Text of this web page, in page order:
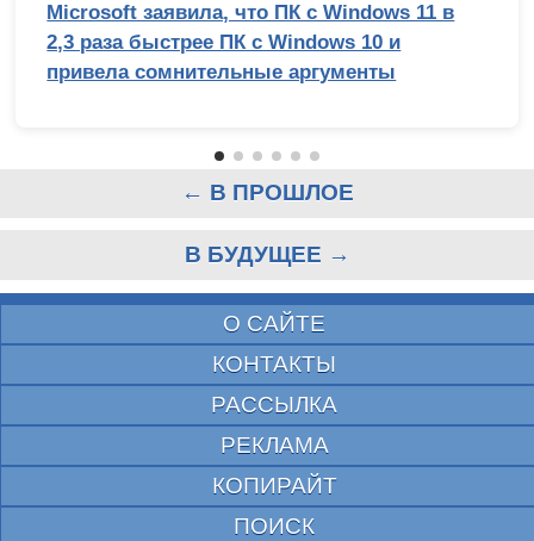
Microsoft заявила, что ПК с Windows 11 в
2,3 раза быстрее ПК с Windows 10 и
привела сомнительные аргументы
← В ПРОШЛОЕ
В БУДУЩЕЕ →
О САЙТЕ
КОНТАКТЫ
РАССЫЛКА
РЕКЛАМА
КОПИРАЙТ
ПОИСК